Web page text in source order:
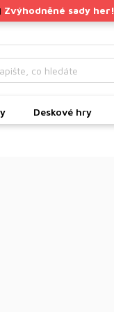
| Zvýhodněné sady her!
Deskové hry